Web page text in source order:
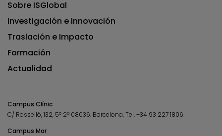
Sobre ISGlobal
Investigación e Innovación
Traslación e Impacto
Formación
Actualidad
Campus Clínic
C/ Rosselló, 132, 5º 2ª 08036. Barcelona.Tel.+34 93 227 1806
Campus Mar